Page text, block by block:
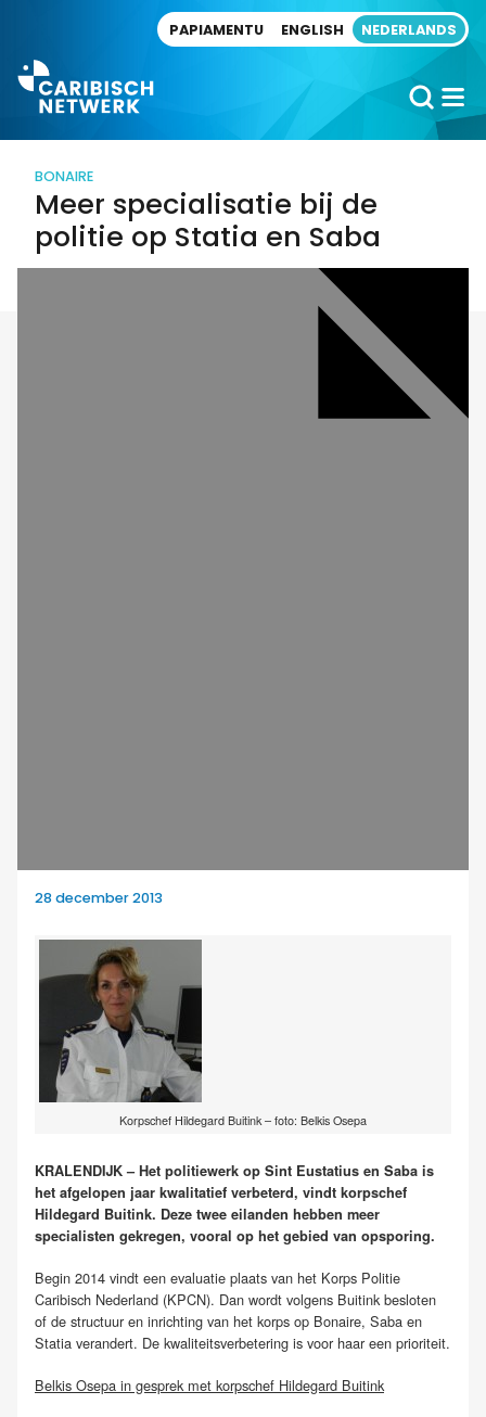
PAPIAMENTU ENGLISH NEDERLANDS
BONAIRE
Meer specialisatie bij de
politie op Statia en Saba
28 december 2013
Korpschef Hildegard Buitink – foto: Belkis Osepa
KRALENDIJK – Het politiewerk op Sint Eustatius en Saba is
het afgelopen jaar kwalitatief verbeterd, vindt korpschef
Hildegard Buitink. Deze twee eilanden hebben meer
specialisten gekregen, vooral op het gebied van opsporing.
Begin 2014 vindt een evaluatie plaats van het Korps Politie
Caribisch Nederland (KPCN). Dan wordt volgens Buitink besloten
of de structuur en inrichting van het korps op Bonaire, Saba en
Statia verandert. De kwaliteitsverbetering is voor haar een prioriteit.
Belkis Osepa in gesprek met korpschef Hildegard Buitink